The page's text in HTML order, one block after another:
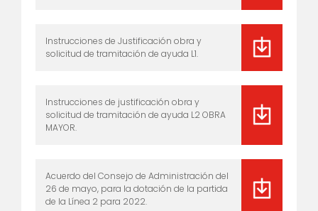
Instrucciones de Justificación obra y
solicitud de tramitación de ayuda L1.
Instrucciones de justificación obra y
solicitud de tramitación de ayuda L2 OBRA
MAYOR.
Acuerdo del Consejo de Administración del
26 de mayo, para la dotación de la partida
de la Línea 2 para 2022.